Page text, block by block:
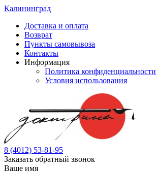
Калининград
Доставка и оплата
Возврат
Пункты самовывоза
Контакты
Информация
Политика конфиденциальности
Условия использования
8 (4012) 53-81-95
Заказать обратный звонок
Ваше имя